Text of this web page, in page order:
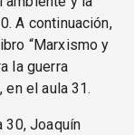
A continuación,
“Marxismo y
la guerra
el aula 31.
30, Joaquín